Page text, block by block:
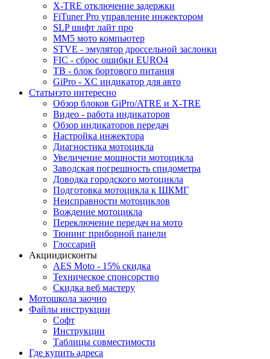
X-TRE отключение задержки
FiTuner Pro управление инжектором
SLP шифт лайт про
MM5 мото компьютер
STVE - эмулятор дроссельной заслонки
FIC - сброс ошибки EURO4
TB - блок бортового питания
GiPro - XC индикатор для авто
Статьиэто интересно
Обзор блоков GiPro/ATRE и X-TRE
Видео - работа индикаторов
Обзор индикаторов передач
Настройка инжектора
Диагноcтика мотоцикла
Увеличение мощности мотоцикла
Заводская погрешность спидометра
Доводка городского мотоцикла
Подготовка мотоцикла к ШКМГ
Неисправности мотоциклов
Вождение мотоцикла
Переключение передач на мото
Тюнинг приборной панели
Глоссарий
Акциидисконты
AES Moto - 15% скидка
Техническое спонсорство
Скидка веб мастеру
Мотошкола заочно
Файлы инструкции
Софт
Инструкции
Таблицы совместимости
Где купить адреса